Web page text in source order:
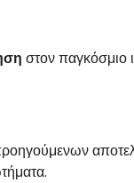
στον παγκόσμιο